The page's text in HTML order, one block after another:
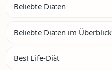
Beliebte Diäten
Beliebte Diäten im Überblick
Best Life-Diät